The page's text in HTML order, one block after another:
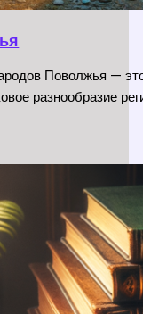
Поволжья —
разнообразие